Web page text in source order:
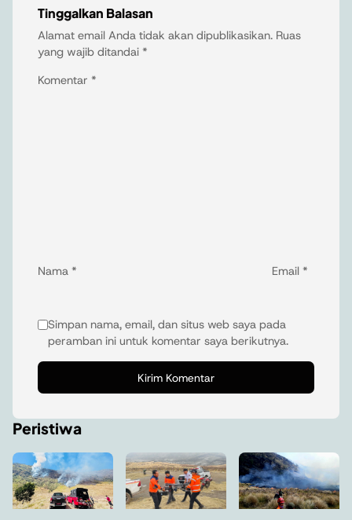
Tinggalkan Balasan
Alamat email Anda tidak akan dipublikasikan. Ruas
yang wajib ditandai *
Komentar *
Nama * Email *
Simpan nama, email, dan situs web saya pada
peramban ini untuk komentar saya berikutnya.
Peristiwa